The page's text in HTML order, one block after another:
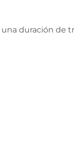
duración de